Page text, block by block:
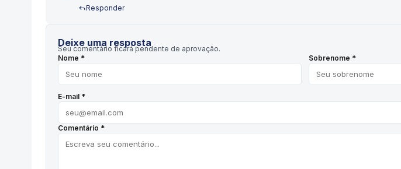
Responder
Deixe uma resposta
Seu comentário ficará pendente de aprovação.
Nome *
Sobrenome *
E-mail *
Comentário *